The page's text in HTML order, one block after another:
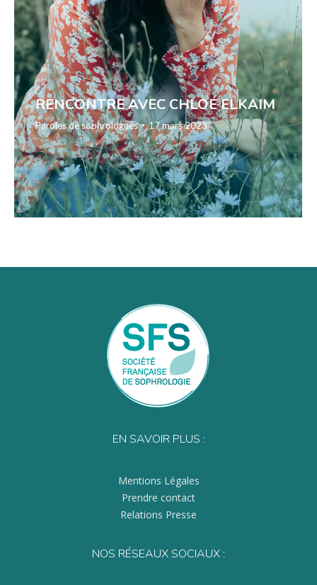
RENCONTRE AVEC CHLOÉ ELKAIM
Paroles de sophrologues 17 mars 2023
EN SAVOIR PLUS :
Mentions Légales
Prendre contact
Relations Presse
NOS RÉSEAUX SOCIAUX :